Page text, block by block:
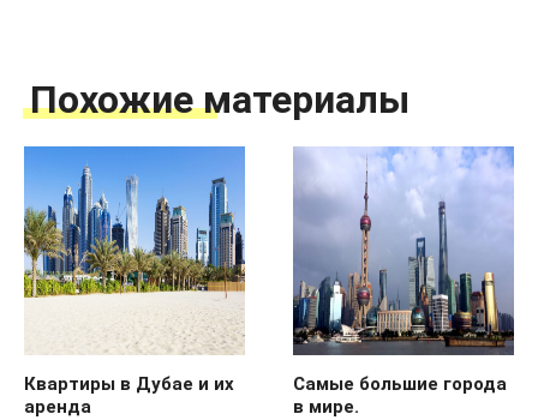
Похожие материалы
Квартиры в Дубае и их
аренда
Самые большие города
в мире.